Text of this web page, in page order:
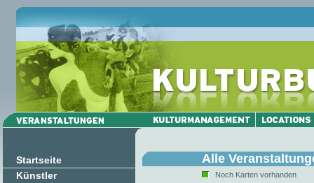
Startseite
Künstler
Alle
Noch Karten vorhanden